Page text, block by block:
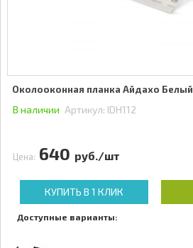
Околооконная планка Айдахо Белый
В наличии Артикул: IDH112
Цена: 640 руб./шт
КУПИТЬ В 1 КЛИК
Доступные варианты: